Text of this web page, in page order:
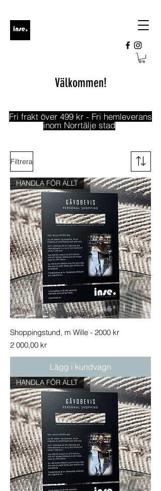
Välkommen!
Fri frakt över 499 kr - Fri hemleverans
inom Norrtälje stad
Filtrera
HANDLA FÖR ALLT
Shoppingstund, m Wille - 2000 kr
Pris
2 000,00 kr
Lägg i kundvagn
HANDLA FÖR ALLT